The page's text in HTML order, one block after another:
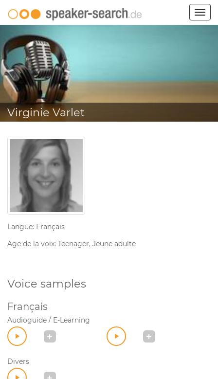
Virginie Varlet
Langue: Français
Age de la voix: Teenager, Jeune adulte
Voice samples
Français
Audioguide / E-Learning
Divers